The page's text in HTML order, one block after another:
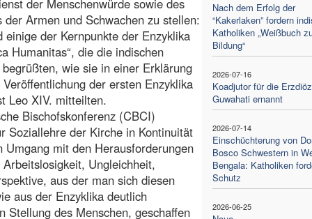
Nach dem Erfolg der
“Kakerlaken” fordern
Katholiken „Weißbuch
Bildung“
2026-07-16
Koadjutor für die
Guwahati ernannt
2026-07-14
Einschüchterung von
Bosco Schwestern in
Bengala: Katholiken
Schutz
2026-06-25
der Menschenwürde sowie des
der Armen und Schwachen zu stellen:
einige der Kernpunkte der Enzyklika
Humanitas“, die die indischen
wie sie in einer Erklärung
der ersten Enzyklika
Leo XIV. mitteilten.
Bischofskonferenz (CBCI)
Soziallehre der Kirche in Kontinuität
mit den Herausforderungen
Ungleichheit,
aus der man sich diesen
aus der Enzyklika deutlich
Stellung des Menschen, geschaffen